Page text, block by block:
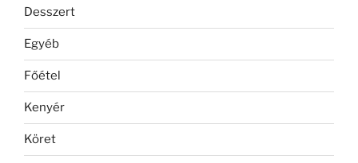
Desszert
Egyéb
Főétel
Kenyér
Köret